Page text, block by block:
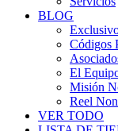
BLOG
Códigos
El
Misión
Reel
VER TODO